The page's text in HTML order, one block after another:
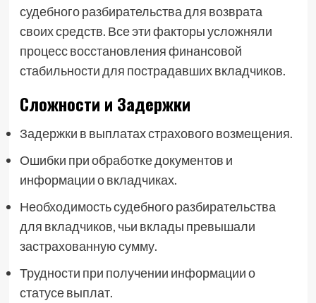
судебного разбирательства для возврата
своих средств. Все эти факторы усложняли
процесс восстановления финансовой
стабильности для пострадавших вкладчиков.
Сложности и Задержки
Задержки в выплатах страхового возмещения.
Ошибки при обработке документов и
информации о вкладчиках.
Необходимость судебного разбирательства
для вкладчиков, чьи вклады превышали
застрахованную сумму.
Трудности при получении информации о
статусе выплат.